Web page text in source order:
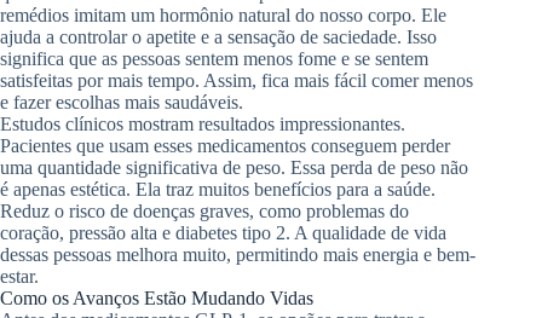
remédios imitam um hormônio natural do nosso corpo. Ele
ajuda a controlar o apetite e a sensação de saciedade. Isso
significa que as pessoas sentem menos fome e se sentem
satisfeitas por mais tempo. Assim, fica mais fácil comer menos
e fazer escolhas mais saudáveis.
Estudos clínicos mostram resultados impressionantes.
Pacientes que usam esses medicamentos conseguem perder
uma quantidade significativa de peso. Essa perda de peso não
é apenas estética. Ela traz muitos benefícios para a saúde.
Reduz o risco de doenças graves, como problemas do
coração, pressão alta e diabetes tipo 2. A qualidade de vida
dessas pessoas melhora muito, permitindo mais energia e bem-
estar.
Como os Avanços Estão Mudando Vidas